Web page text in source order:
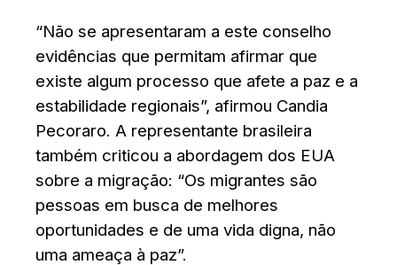
“Não se apresentaram a este conselho
evidências que permitam afirmar que
existe algum processo que afete a paz e a
estabilidade regionais”, afirmou Candia
Pecoraro. A representante brasileira
também criticou a abordagem dos EUA
sobre a migração: “Os migrantes são
pessoas em busca de melhores
oportunidades e de uma vida digna, não
uma ameaça à paz”.